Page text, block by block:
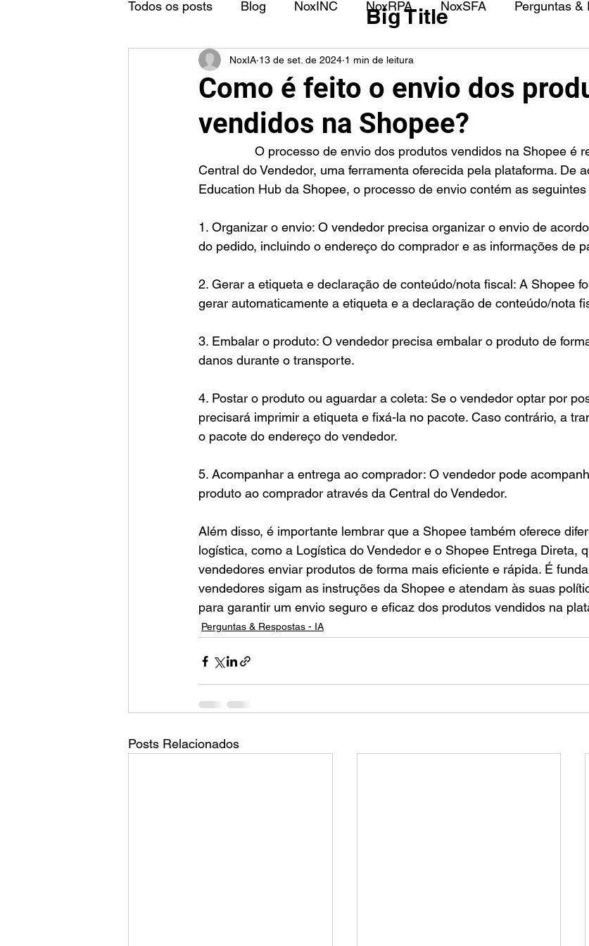
Todos os posts Blog NoxINC NoxRPA NoxSFA Perguntas &
Como é feito o envio dos
vendidos na Shopee?
NoxIA 13 de set. de 2024 1 min de leitura
Central do Vendedor, uma ferramenta oferecida pela plataforma. De
Education Hub da Shopee, o processo de envio contém as seguintes
1. Organizar o envio: O vendedor precisa organizar o envio de
do pedido, incluindo o endereço do comprador e as informações de
2. Gerar a etiqueta e declaração de conteúdo/nota fiscal: A Shopee
gerar automaticamente a etiqueta e a declaração de conteúdo/nota
3. Embalar o produto: O vendedor precisa embalar o produto de
danos durante o transporte.
4. Postar o produto ou aguardar a coleta: Se o vendedor optar por
precisará imprimir a etiqueta e fixá-la no pacote. Caso contrário, a
o pacote do endereço do vendedor.
5. Acompanhar a entrega ao comprador: O vendedor pode
produto ao comprador através da Central do Vendedor.
Além disso, é importante lembrar que a Shopee também oferece
logística, como a Logística do Vendedor e o Shopee Entrega Direta,
vendedores enviar produtos de forma mais eficiente e rápida. É
vendedores sigam as instruções da Shopee e atendam às suas
para garantir um envio seguro e eficaz dos produtos vendidos na
Perguntas & Respostas - IA
Posts Relacionados
Big Title